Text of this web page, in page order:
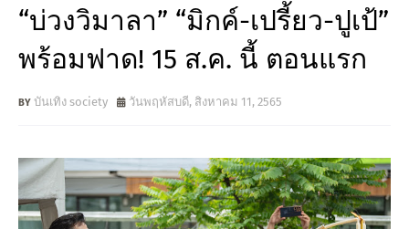
“บ่วงวิมาลา” “มิกค์-เปรี้ยว-ปูเป้”
พร้อมฟาด! 15 ส.ค. นี้ ตอนแรก
บันเทิง society วันพฤหัสบดี, สิงหาคม 11, 2565